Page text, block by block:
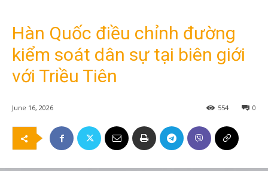
Hàn Quốc điều chỉnh đường
kiểm soát dân sự tại biên giới
với Triều Tiên
June 16, 2026 0
554